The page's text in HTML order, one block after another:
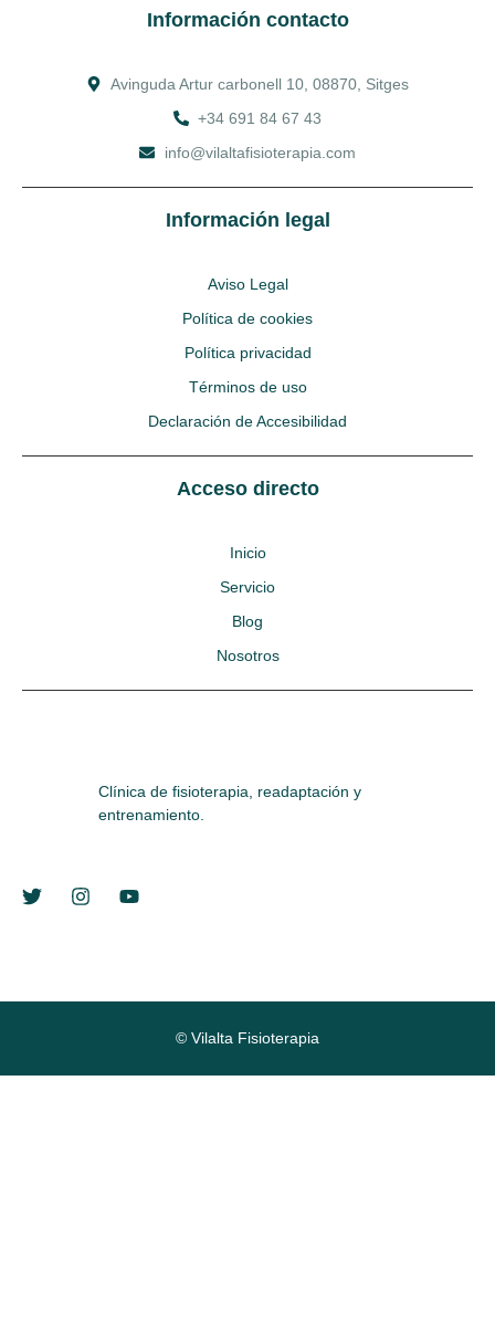
Clínica de fisioterapia, readaptación y
entrenamiento.
Acceso directo
Inicio
Servicio
Blog
Nosotros
Información legal
Aviso Legal
Política de cookies
Política privacidad
Términos de uso
Declaración de Accesibilidad
Información contacto
Avinguda Artur carbonell 10, 08870, Sitges
+34 691 84 67 43
info@vilaltafisioterapia.com
© Vilalta Fisioterapia